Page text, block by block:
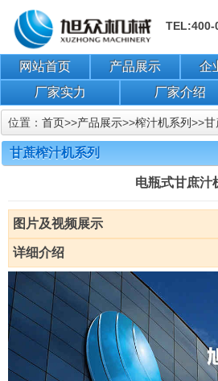
TEL:400-
网站首页 产品展示 企
厂家实力
厂家介绍
位置： 首页>>产品展示>>榨汁机系列>>甘
甘蔗榨汁机系列
电瓶式甘庶汁
图片及视频展示
详细介绍